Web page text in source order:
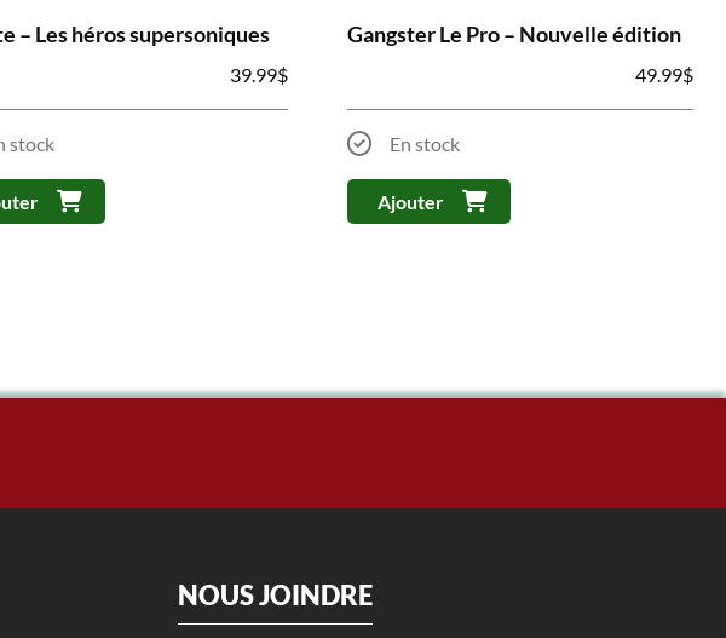
– Les héros supersoniques
39.99$
stock
Gangster Le Pro – Nouvelle édition
49.99$
En stock
Ajouter
NOUS JOINDRE